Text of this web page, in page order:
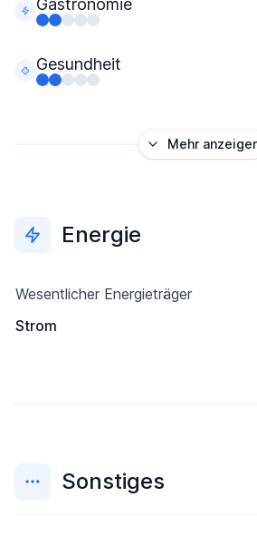
Gastronomie
Gesundheit
Mehr
Energie
Wesentlicher Energieträger
Strom
Sonstiges